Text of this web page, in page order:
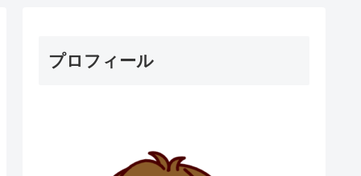
プロフィール